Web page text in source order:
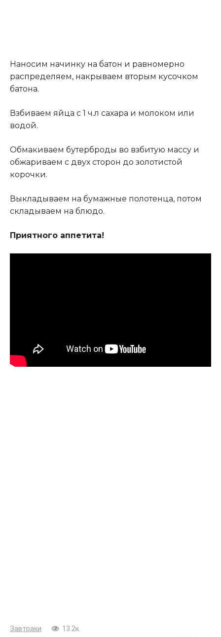
Наносим начинку на батон и равномерно
распределяем, накрываем вторым кусочком
батона.
Взбиваем яйца с 1 ч.л сахара и молоком или
водой.
Обмакиваем бутерброды во взбитую массу и
обжариваем с двух сторон до золотистой
корочки.
Выкладываем на бумажные полотенца, потом
складываем на блюдо.
Приятного аппетита!
Завтраки 13.2к.